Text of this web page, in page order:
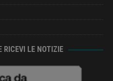
RICEVI LE NOTIZIE